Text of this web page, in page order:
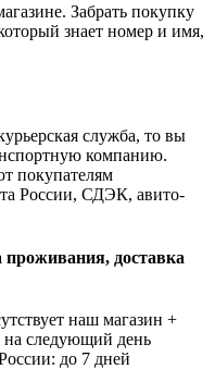
Забрать покупку
знает номер и имя,
служба, то вы
компанию.
покупателям
России, СДЭК, авито-
проживания, доставка
наш магазин +
на следующий день
до 7 дней